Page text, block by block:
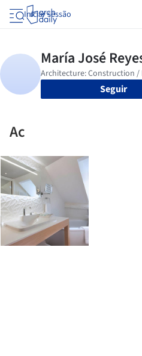
Iniciar sessão
Seguir
Ac